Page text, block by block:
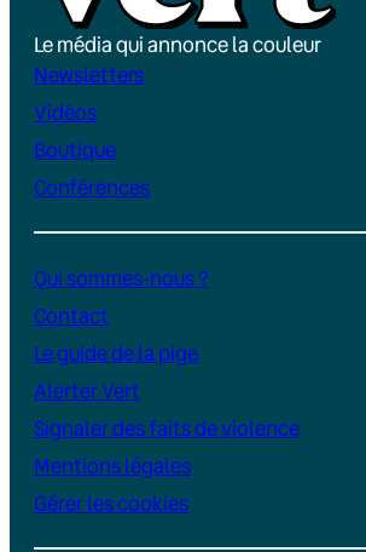
Le média qui annonce la couleur
Newsletters
Vidéos
Boutique
Conférences
Qui sommes-nous ?
Contact
Le guide de la pige
Alerter Vert
Signaler des faits de violence
Mentions légales
Gérer les cookies